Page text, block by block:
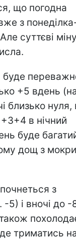
що погодна
з
суттєві
+5 вдень
близько нуля,
в нічний
буде
дощ з
з
5) і вночі до -
триматись